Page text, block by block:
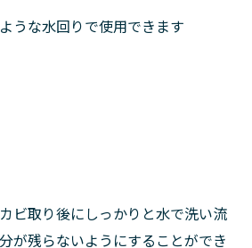
うな水回りで使用できます
ビ取り後にしっかりと水で洗い流
が残らないようにすることができ